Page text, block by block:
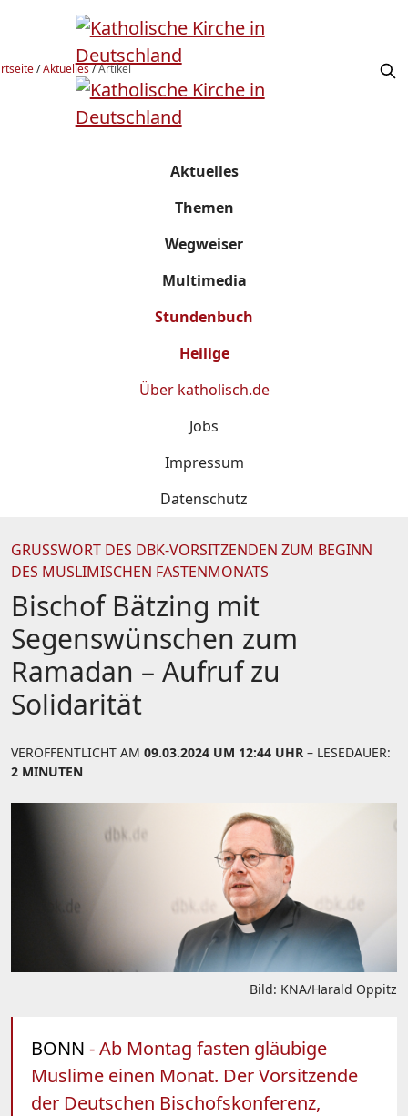
/Aktuelles/Artikel
Aktuelles
Themen
Wegweiser
Multimedia
Stundenbuch
Heilige
Über katholisch.de
Jobs
Impressum
Datenschutz
GRUSSWORT DES DBK-VORSITZENDEN ZUM BEGINN D
ES MUSLIMISCHEN FASTENMONATS
Bischof Bätzing mit
Segenswünschen zum
Ramadan – Aufruf zu
Solidarität
VERÖFFENTLICHT AM 09.03.2024 UM 12:44 UHR – LESEDAUER:
2 MINUTEN
Bild: KNA/Harald Oppitz
BONN - Ab Montag fasten gläubige
Muslime einen Monat. Der Vorsitzende
der Deutschen Bischofskonferenz,